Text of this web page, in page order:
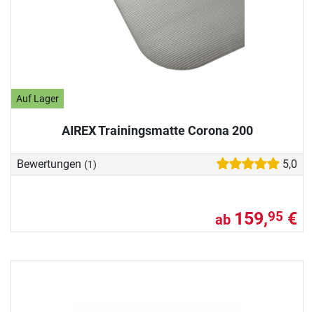
Auf Lager
AIREX Trainingsmatte Corona 200
Bewertungen (1) 5,0
ab 159,95 €